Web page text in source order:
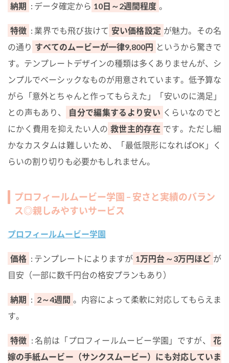
納期 : データ確定から 10日～2週間程度 。
特徴 : 業界でも飛び抜けて 安い価格設定 が魅力。その名
の通り すべてのムービーが一律9,800円 というから驚きで
す。テンプレートデザインの種類は多くありませんが、シ
ンプルでベーシックなものが用意されています。低予算な
がら「意外とちゃんと作ってもらえた」「安いのに満足」
との声もあり、
自分で編集するより安い くらいなのでと
にかく費用を抑えたい人の 救世主的存在 です。ただし細
かなカスタムは難しいため、「最低限形になればOK」く
らいの割り切りも必要かもしれません。
プロフィールムービー学園 – 安さと実績のバラン
ス◎親しみやすいサービス
プロフィールムービー学園
価格 : テンプレートによりますが 1万円台～3万円ほど が
目安（一部に数千円台の格安プランもあり）
納期 : 2～4週間 。内容によって柔軟に対応してもらえま
す。
特徴 : 名前は「プロフィールムービー学園」ですが、
花
嫁の手紙ムービー（サンクスムービー）にも対応していま